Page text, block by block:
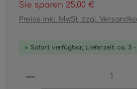
Sie sparen 25,00 €
Preise inkl. MwSt. zzgl.
Sofort verfügbar, Lieferzeit: ca. 3
Produkt Anzahl: